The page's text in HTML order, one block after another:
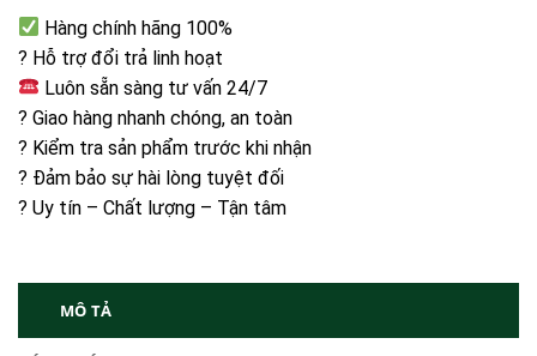
Hàng chính hãng 100%
? Hỗ trợ đổi trả linh hoạt
Luôn sẵn sàng tư vấn 24/7
? Giao hàng nhanh chóng, an toàn
? Kiểm tra sản phẩm trước khi nhận
? Đảm bảo sự hài lòng tuyệt đối
? Uy tín – Chất lượng – Tận tâm
MÔ TẢ